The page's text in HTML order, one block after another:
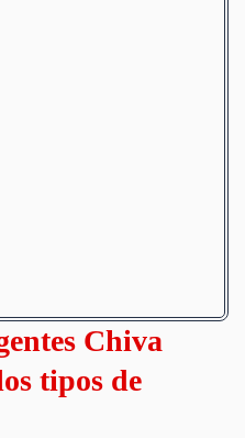
Chiva
tipos de